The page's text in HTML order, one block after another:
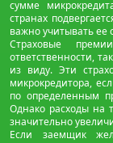
сумме
странах
важно учитывать ее
Страховые
ответственности,
из виду. Эти
микрокредитора,
по определенным
Однако расходы на
значительно
Если заемщик